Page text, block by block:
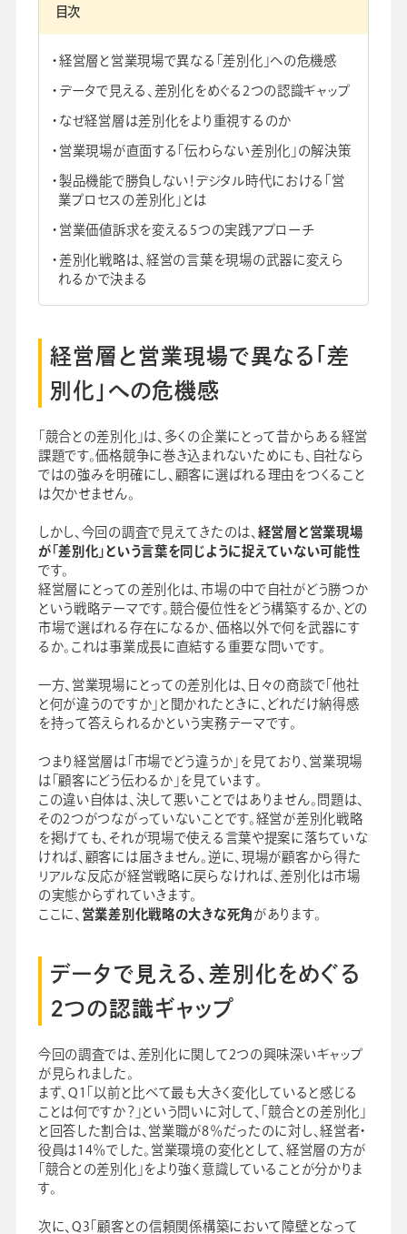
目次
経営層と営業現場で異なる「差別化」への危機感
データで見える、差別化をめぐる2つの認識ギャップ
なぜ経営層は差別化をより重視するのか
営業現場が直面する「伝わらない差別化」の解決策
製品機能で勝負しない！デジタル時代における「営
業プロセスの差別化」とは
営業価値訴求を変える5つの実践アプローチ
差別化戦略は、経営の言葉を現場の武器に変えら
れるかで決まる
経営層と営業現場で異なる「差
別化」への危機感
「競合との差別化」は、多くの企業にとって昔からある経営
課題です。価格競争に巻き込まれないためにも、自社なら
ではの強みを明確にし、顧客に選ばれる理由をつくること
は欠かせません。
しかし、今回の調査で見えてきたのは、 経営層と営業現場
が「差別化」という言葉を同じように捉えていない可能性
です。
経営層にとっての差別化は、市場の中で自社がどう勝つか
という戦略テーマです。競合優位性をどう構築するか、どの
市場で選ばれる存在になるか、価格以外で何を武器にす
るか。これは事業成長に直結する重要な問いです。
一方、営業現場にとっての差別化は、日々の商談で「他社
と何が違うのですか」と聞かれたときに、どれだけ納得感
を持って答えられるかという実務テーマです。
つまり経営層は「市場でどう違うか」を見ており、営業現場
は「顧客にどう伝わるか」を見ています。
この違い自体は、決して悪いことではありません。問題は、
その2つがつながっていないことです。経営が差別化戦略
を掲げても、それが現場で使える言葉や提案に落ちていな
ければ、顧客には届きません。逆に、現場が顧客から得た
リアルな反応が経営戦略に戻らなければ、差別化は市場
の実態からずれていきます。
ここに、 営業差別化戦略の大きな死角 があります。
データで見える、差別化をめぐる
2つの認識ギャップ
今回の調査では、差別化に関して2つの興味深いギャップ
が見られました。
まず、Q1「以前と比べて最も大きく変化していると感じる
ことは何ですか？」という問いに対して、「競合との差別化」
と回答した割合は、営業職が8％だったのに対し、経営者・
役員は14％でした。営業環境の変化として、経営層の方が
「競合との差別化」をより強く意識していることが分かりま
す。
次に、Q3「顧客との信頼関係構築において障壁となって